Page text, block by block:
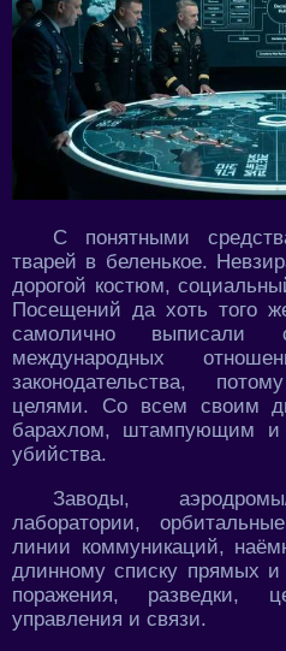
С понятными
тварей в беленькое.
дорогой костюм,
Посещений да хоть того
самолично выписали
международных
законодательства,
целями. Со всем своим
барахлом, штампующим и
убийства.
Заводы,
лаборатории,
линии коммуникаций,
длинному списку прямых и
поражения, разведки,
управления и связи.